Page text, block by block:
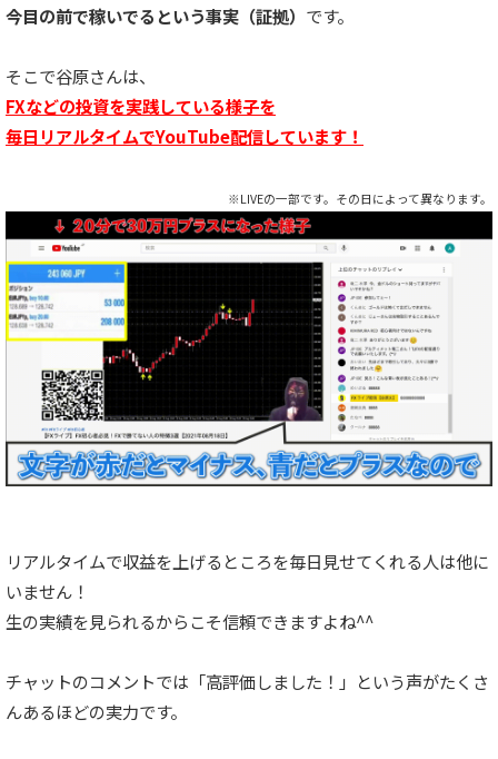
今目の前で稼いでるという事実（証拠） です。
そこで谷原さんは、
FXなどの投資を実践している様子を
毎日リアルタイムでYouTube配信しています！
※LIVEの一部です。その日によって異なります。
リアルタイムで収益を上げるところを毎日見せてくれる人は他に
いません！
生の実績を見られるからこそ信頼できますよね^^
チャットのコメントでは 「高評価しました！」という声がたくさ
んあるほどの実力です。